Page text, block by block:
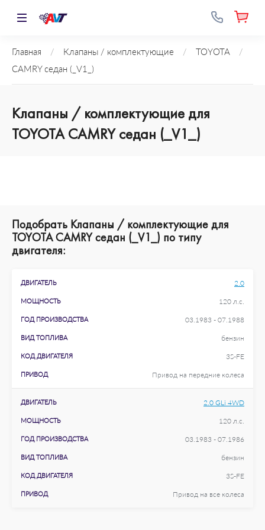
Главная / Клапаны / комплектующие / TOYOTA
/
CAMRY седан (_V1_)
Клапаны / комплектующие для
TOYOTA CAMRY седан (_V1_)
Подобрать Клапаны / комплектующие для
TOYOTA CAMRY седан (_V1_) по типу
двигателя:
ДВИГАТЕЛЬ 2.0
МОЩНОСТЬ 120 л.с.
ГОД ПРОИЗВОДСТВА 03.1983 - 07.1988
ВИД ТОПЛИВА бензин
КОД ДВИГАТЕЛЯ 3S-FE
ПРИВОД Привод на передние колеса
ДВИГАТЕЛЬ 2.0 GLi 4WD
МОЩНОСТЬ 120 л.с.
ГОД ПРОИЗВОДСТВА 03.1983 - 07.1986
ВИД ТОПЛИВА бензин
КОД ДВИГАТЕЛЯ 3S-FE
ПРИВОД Привод на все колеса